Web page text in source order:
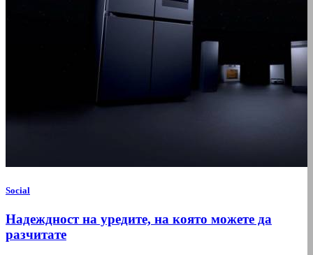
Social
Надеждност на уредите, на която можете да
разчитате